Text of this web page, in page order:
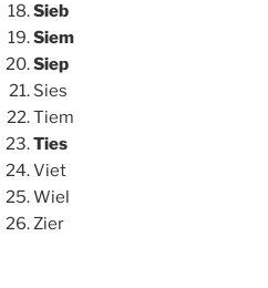
Sieb
Siem
Siep
Sies
Tiem
Ties
Viet
Wiel
Zier